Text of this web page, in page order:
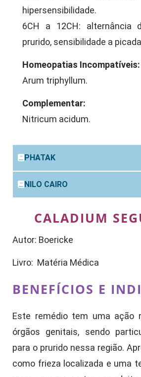
hipersensibilidade.
6CH a 12CH: alternância
prurido, sensibilidade a
Homeopatias Incompatíveis:
Arum triphyllum.
Complementar:
Nitricum acidum.
PHATAK
NILO CAIRO
CALADIUM
Autor: Boericke
Livro: Matéria Médica
BENEFÍCIOS E
Este remédio tem uma ação
órgãos genitais, sendo
para o prurido nessa região.
como frieza localizada e uma